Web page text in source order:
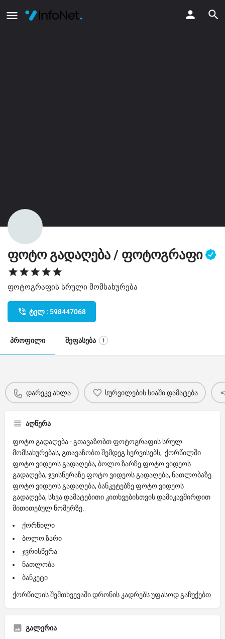
ფოტო გადაღება / ფოტოგრაფი
ფოტოგრაფის სრული მომსახურება
ტელ : 598447068
პროფილი შეფასება 1
დარეკე ახლა სურვილების სიაში დამატება
აღწერა
ფოტო გადაღება - გთავაზობთ ფოტოგრაფის სრულ
მომსახურებას, გთავაზობთ შემდეგ სერვისებს, ქორწილში
ფოტო ვიდეოს გადაღება, ბოლო ზარზე ფოტო ვიდეოს
გადაღება, ჯვისწერაზე ფოტო ვიდეოს გადაღება, ნათლობაზე
ფოტო ვიდეოს გადაღება, ბანკეტებზე ფოტო ვიდეოს
გადაღება, სხვა დამატებითი კითხვებისთვის დამიკავშირდით
მითითებულ ნომერზე.
ქორწილი
ბოლო ზარი
ჯვრისწერა
ნათლობა
ბანკეტი
ქორწილის შემთხვევაში დრონის კადრებს უფასოდ გაჩუქებთ
გალერია